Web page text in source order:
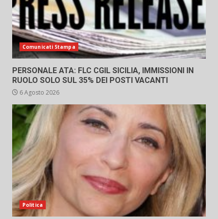
Comunicati Stampa
PERSONALE ATA: FLC CGIL SICILIA, IMMISSIONI IN
RUOLO SOLO SUL 35% DEI POSTI VACANTI
6 Agosto 2026
Politica